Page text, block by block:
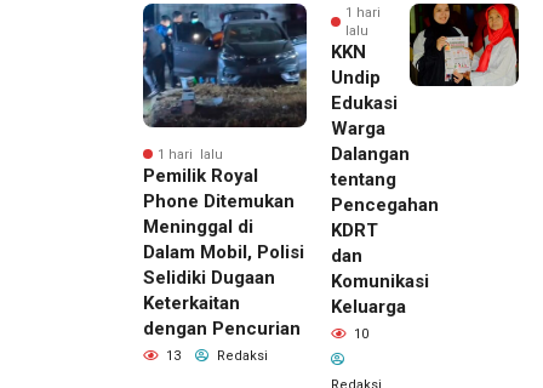
1 hari lalu
Pemilik Royal
Phone Ditemukan
Meninggal di
Dalam Mobil, Polisi
Selidiki Dugaan
Keterkaitan
dengan Pencurian
13 Redaksi
1 hari
lalu
KKN
Undip
Edukasi
Warga
Dalangan
tentang
Pencegahan
KDRT
dan
Komunikasi
Keluarga
10